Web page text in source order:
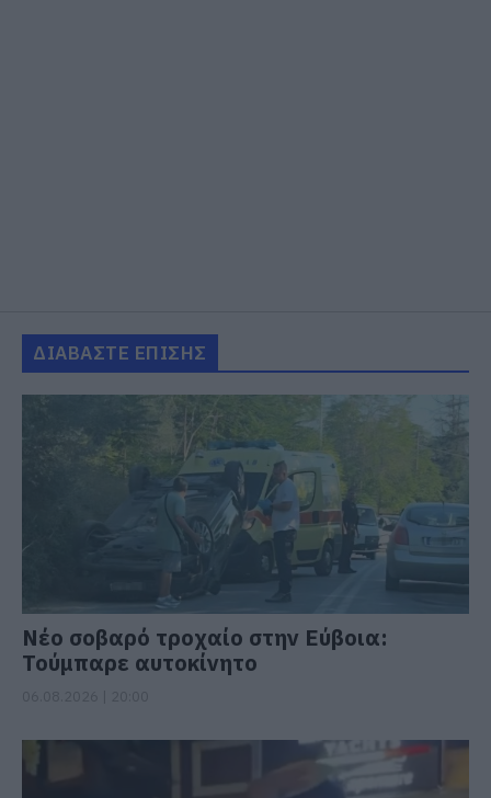
ΔΙΑΒΑΣΤΕ ΕΠΙΣΗΣ
Νέο σοβαρό τροχαίο στην Εύβοια:
Τούμπαρε αυτοκίνητο